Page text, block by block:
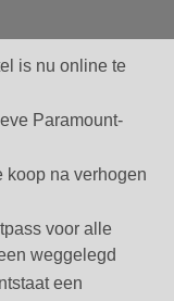
is nu online te
Paramount-
koop na verhogen
voor alle
weggelegd
een